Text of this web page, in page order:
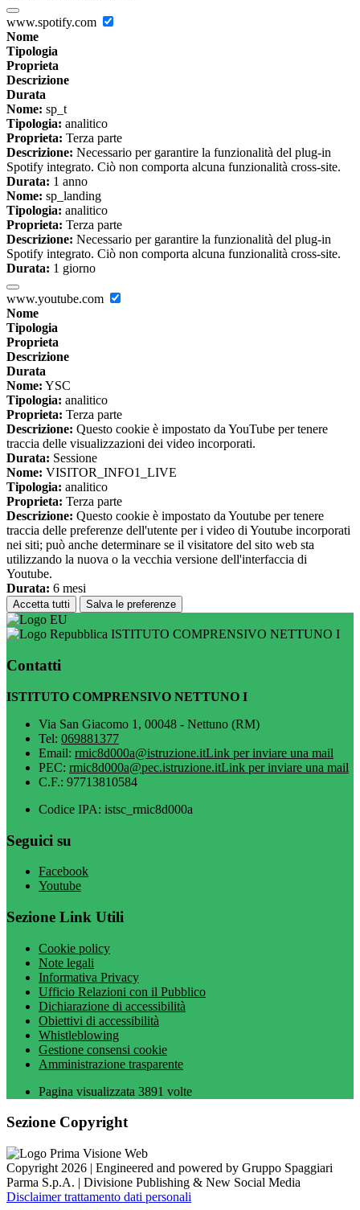
www.spotify.com
Nome
Tipologia
Proprieta
Descrizione
Durata
Nome: sp_t
Tipologia: analitico
Proprieta: Terza parte
Descrizione: Necessario per garantire la funzionalità del plug-in
Spotify integrato. Ciò non comporta alcuna funzionalità cross-site.
Durata: 1 anno
Nome: sp_landing
Tipologia: analitico
Proprieta: Terza parte
Descrizione: Necessario per garantire la funzionalità del plug-in
Spotify integrato. Ciò non comporta alcuna funzionalità cross-site.
Durata: 1 giorno
www.youtube.com
Nome
Tipologia
Proprieta
Descrizione
Durata
Nome: YSC
Tipologia: analitico
Proprieta: Terza parte
Descrizione: Questo cookie è impostato da YouTube per tenere
traccia delle visualizzazioni dei video incorporati.
Durata: Sessione
Nome: VISITOR_INFO1_LIVE
Tipologia: analitico
Proprieta: Terza parte
Descrizione: Questo cookie è impostato da Youtube per tenere
traccia delle preferenze dell'utente per i video di Youtube incorporati
nei siti; può anche determinare se il visitatore del sito web sta
utilizzando la nuova o la vecchia versione dell'interfaccia di
Youtube.
Durata: 6 mesi
Accetta tutti Salva le preferenze
ISTITUTO COMPRENSIVO NETTUNO I
Contatti
ISTITUTO COMPRENSIVO NETTUNO I
Via San Giacomo 1, 00048 - Nettuno (RM)
Tel: 069881377
Email: rmic8d000a@istruzione.itLink per inviare una mail
PEC: rmic8d000a@pec.istruzione.itLink per inviare una mail
C.F.: 97713810584
Codice IPA: istsc_rmic8d000a
Seguici su
Facebook
Youtube
Sezione Link Utili
Cookie policy
Note legali
Informativa Privacy
Ufficio Relazioni con il Pubblico
Dichiarazione di accessibilità
Obiettivi di accessibilità
Whistleblowing
Gestione consensi cookie
Amministrazione trasparente
Pagina visualizzata 3891 volte
Sezione Copyright
Copyright 2026 | Engineered and powered by Gruppo Spaggiari
Parma S.p.A. | Divisione Publishing & New Social Media
Disclaimer trattamento dati personali